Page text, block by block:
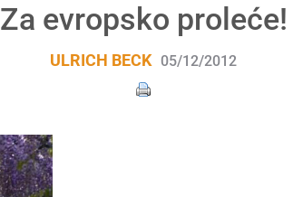
Za evropsko proleće!
ULRICH BECK 05/12/2012